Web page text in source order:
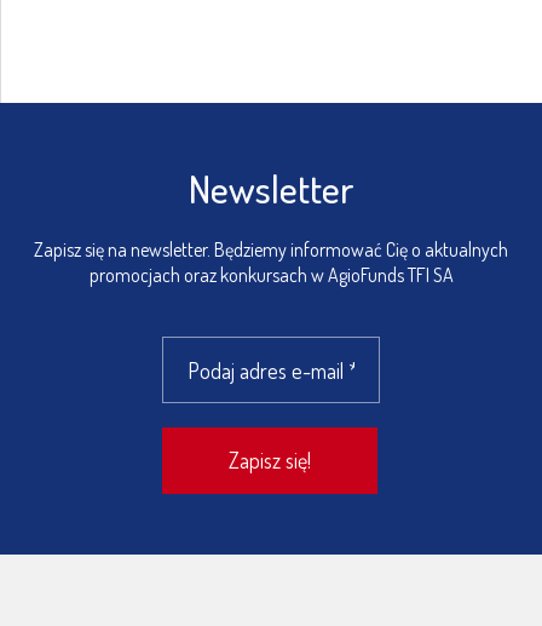
Newsletter
Zapisz się na newsletter. Będziemy informować Cię o aktualnych
promocjach oraz konkursach w AgioFunds TFI SA